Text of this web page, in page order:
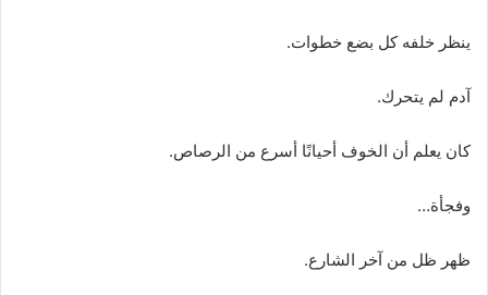
ينظر خلفه كل بضع خطوات.
آدم لم يتحرك.
كان يعلم أن الخوف أحيانًا أسرع من الرصاص.
وفجأة…
ظهر ظل من آخر الشارع.